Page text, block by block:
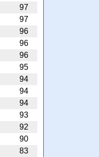
97
97
96
96
96
95
94
94
94
93
92
90
83